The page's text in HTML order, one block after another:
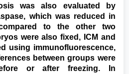
was also evaluated by
which was reduced in
to the other two
were also fixed, ICM and
using immunofluorescence,
between groups were
or after freezing. In